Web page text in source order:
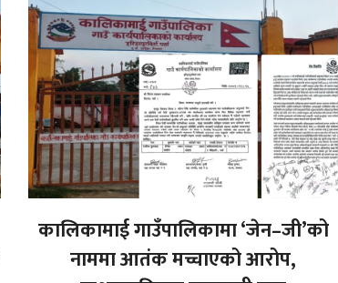
कालिकामाई गाउँपालिकामा ‘जेन–जी’को
नाममा आतंक मच्चाएको आरोप,